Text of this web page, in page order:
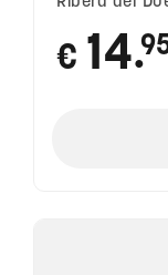
€ 14●